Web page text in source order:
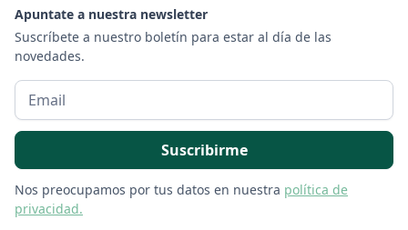
Apuntate a nuestra newsletter
Suscríbete a nuestro boletín para estar al día de las
novedades.
Nos preocupamos por tus datos en nuestra política de
privacidad.